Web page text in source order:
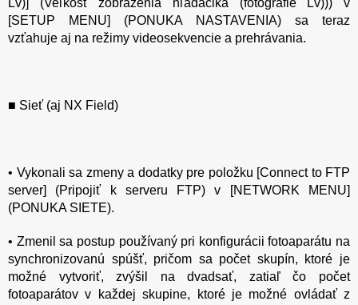
[SETUP MENU] (PONUKA NASTAVENIA) sa teraz
vzťahuje aj na režimy videosekvencie a prehrávania.
■ Sieť (aj NX Field)
• Vykonali sa zmeny a dodatky pre položku [Connect to FTP
server] (Pripojiť k serveru FTP) v [NETWORK MENU]
(PONUKA SIETE).
• Zmenil sa postup používaný pri konfigurácii fotoaparátu na
synchronizovanú spúšť, pričom sa počet skupín, ktoré je
možné vytvoriť, zvýšil na dvadsať, zatiaľ čo počet
fotoaparátov v každej skupine, ktoré je možné ovládať z